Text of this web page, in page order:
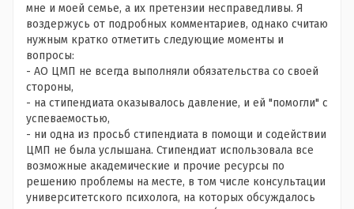
мне и моей семье, а их претензии несправедливы. Я
воздержусь от подробных комментариев, однако считаю
нужным кратко отметить следующие моменты и
вопросы:
- АО ЦМП не всегда выполняли обязательства со своей
стороны,
- на стипендиата оказывалось давление, и ей "помогли" с
успеваемостью,
- ни одна из просьб стипендиата в помощи и содействии
ЦМП не была услышана. Стипендиат испoльзовала все
возможные академические и прочие ресурсы по
решению проблемы на месте, в том числе консультации
университетского психолога, на которых обсуждалось